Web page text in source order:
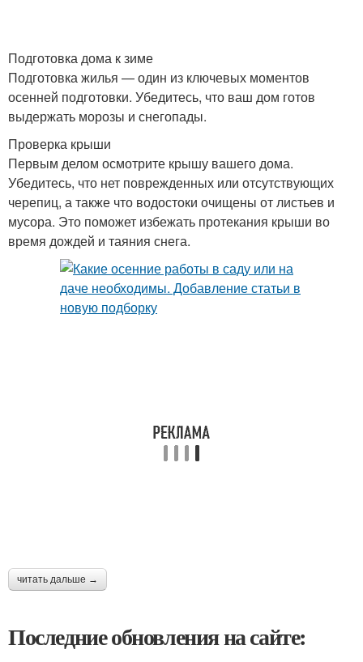
Подготовка дома к зиме
Подготовка жилья — один из ключевых моментов
осенней подготовки. Убедитесь, что ваш дом готов
выдержать морозы и снегопады.
Проверка крыши
Первым делом осмотрите крышу вашего дома.
Убедитесь, что нет поврежденных или отсутствующих
черепиц, а также что водостоки очищены от листьев и
мусора. Это поможет избежать протекания крыши во
время дождей и таяния снега.
читать дальше →
Последние обновления на сайте: